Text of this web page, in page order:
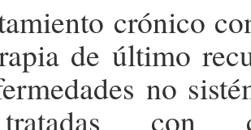
crónico
de último
no
con